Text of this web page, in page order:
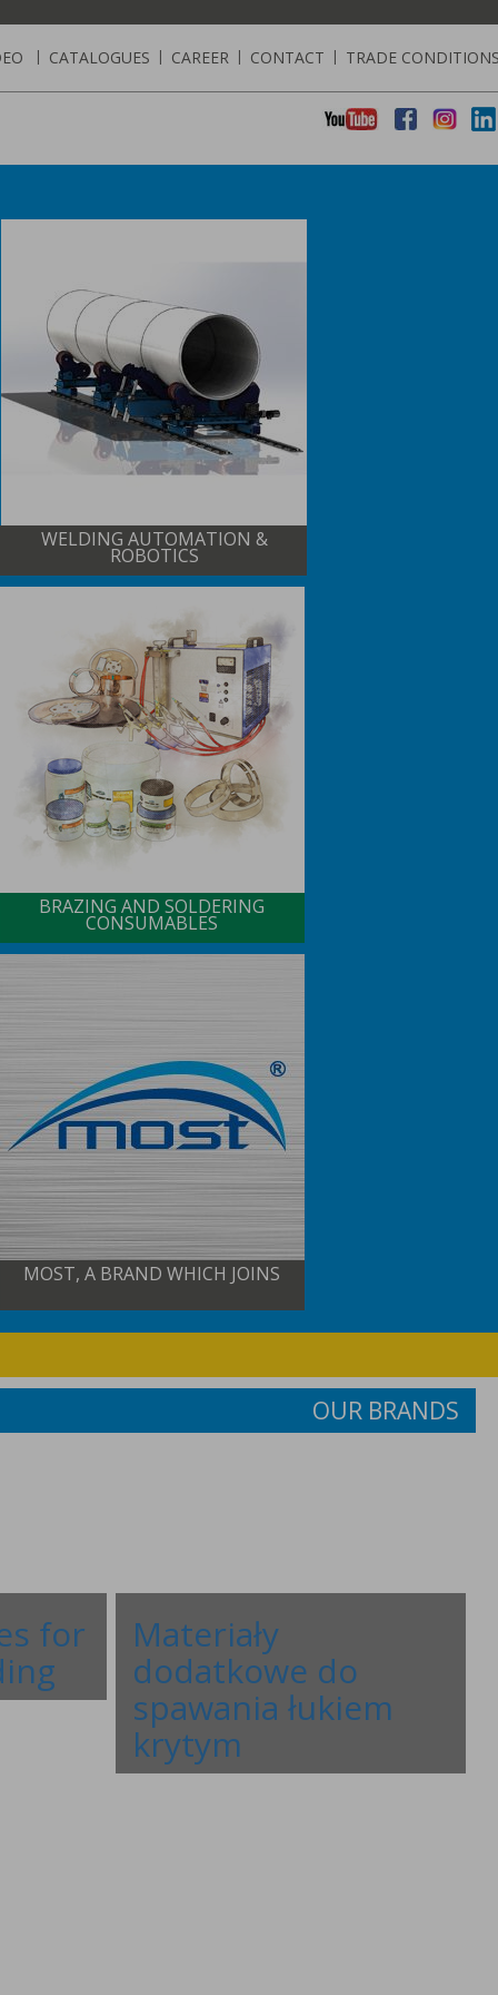
| CATALOGUES | CAREER | CONTACT | TRADE
WELDING AUTOMATION &
ROBOTICS
BRAZING AND SOLDERING
CONSUMABLES
MOST, A BRAND WHICH JOINS
OUR BRANDS
for
Materiały
dodatkowe do
spawania łukiem
krytym